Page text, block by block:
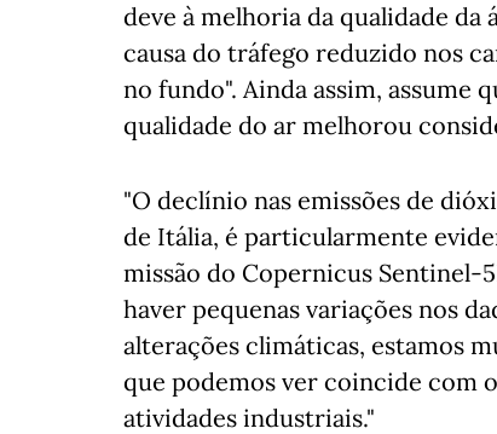
deve à melhoria da qualidade da
causa do tráfego reduzido nos
no fundo". Ainda assim, assume
qualidade do ar melhorou
"O declínio nas emissões de
de Itália, é particularmente
missão do Copernicus Sentinel-
haver pequenas variações nos
alterações climáticas, estamos
que podemos ver coincide com
atividades industriais."